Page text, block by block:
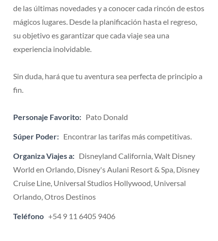
de las últimas novedades y a conocer cada rincón de estos
mágicos lugares. Desde la planificación hasta el regreso,
su objetivo es garantizar que cada viaje sea una
experiencia inolvidable.
Sin duda, hará que tu aventura sea perfecta de principio a
fin.
Personaje Favorito: Pato Donald
Súper Poder: Encontrar las tarifas más competitivas.
Organiza Viajes a: Disneyland California, Walt Disney
World en Orlando, Disney's Aulani Resort & Spa, Disney
Cruise Line, Universal Studios Hollywood, Universal
Orlando, Otros Destinos
Teléfono +54 9 11 6405 9406